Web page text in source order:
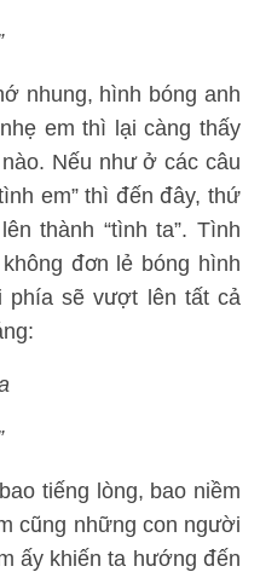
nhung, hình bóng anh
em thì lại càng thấy
Nếu như ở các câu
em” thì đến đây, thứ
thành “tình ta”. Tình
đơn lẻ bóng hình
phía sẽ vượt lên tất cả
tiếng lòng, bao niềm
cũng những con người
ấy khiến ta hướng đến